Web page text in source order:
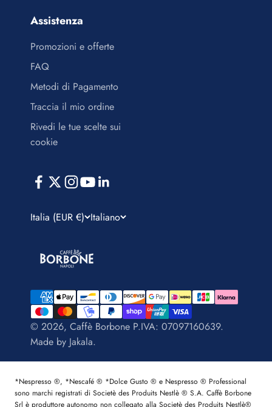
Assistenza
Promozioni e offerte
FAQ
Metodi di Pagamento
Traccia il mio ordine
Rivedi le tue scelte sui
cookie
Italia (EUR €) Italiano
© 2026, Caffè Borbone P.IVA: 07097160639.
Made by Jakala.
*Nespresso ®, *Nescafé ® *Dolce Gusto ® e Nespresso ® Professional
sono marchi registrati di Societè des Produits Nestlè ® S.A. Caffè Borbone
Srl è produttore autonomo non collegato alla Societè des Produits Nestlè®